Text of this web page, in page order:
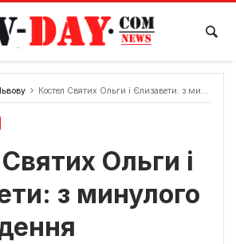
Костел Святих Ольги і Єлизавети: з минулого в сьогодення
Ольги і
з минулого